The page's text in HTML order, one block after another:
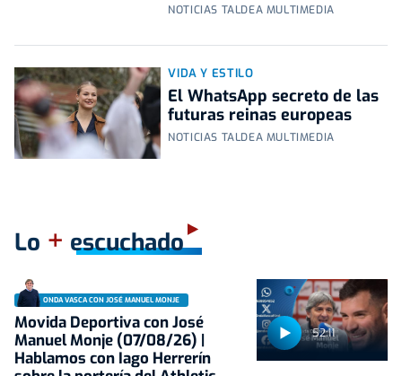
NOTICIAS TALDEA MULTIMEDIA
VIDA Y ESTILO
El WhatsApp secreto de las
futuras reinas europeas
NOTICIAS TALDEA MULTIMEDIA
Lo + escuchado
52:11
ONDA VASCA CON JOSÉ MANUEL MONJE
Movida Deportiva con José
Manuel Monje (07/08/26) |
Hablamos con Iago Herrerín